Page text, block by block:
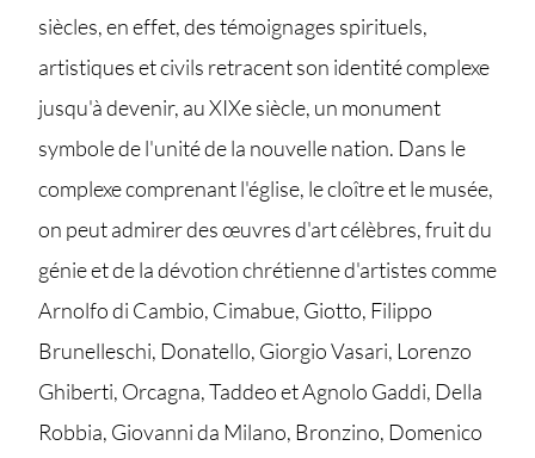
siècles, en effet, des témoignages spirituels,
artistiques et civils retracent son identité complexe
jusqu'à devenir, au XIXe siècle, un monument
symbole de l'unité de la nouvelle nation. Dans le
complexe comprenant l'église, le cloître et le musée,
on peut admirer des œuvres d'art célèbres, fruit du
génie et de la dévotion chrétienne d'artistes comme
Arnolfo di Cambio, Cimabue, Giotto, Filippo
Brunelleschi, Donatello, Giorgio Vasari, Lorenzo
Ghiberti, Orcagna, Taddeo et Agnolo Gaddi, Della
Robbia, Giovanni da Milano, Bronzino, Domenico